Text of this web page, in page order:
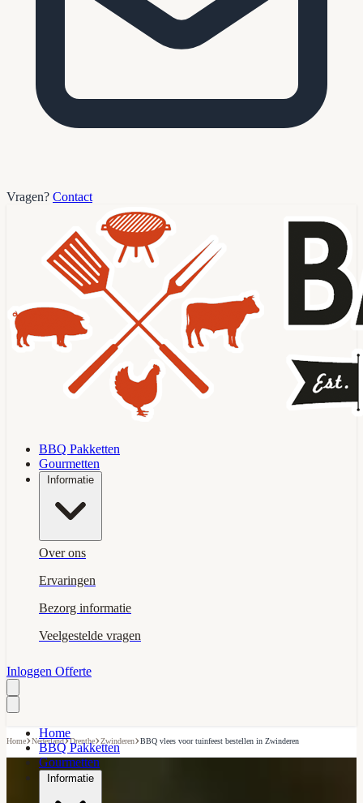
Vragen? Contact
BBQ Pakketten
Gourmetten
Informatie
Over ons
Ervaringen
Bezorg informatie
Veelgestelde vragen
Inloggen Offerte
Home
BBQ Pakketten
Gourmetten
Informatie
Home›Nederland›Drenthe›Zwinderen›BBQ vlees voor tuinfeest bestellen in Zwinderen